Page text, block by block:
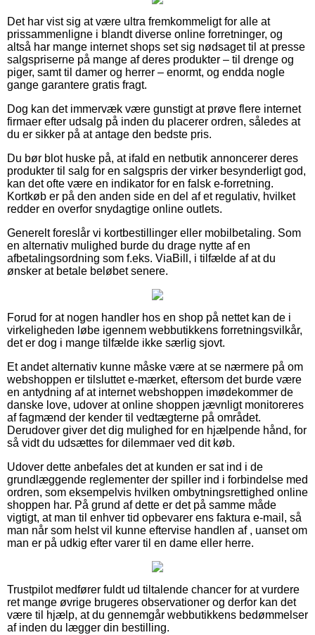
Det har vist sig at være ultra fremkommeligt for alle at
prissammenligne i blandt diverse online forretninger, og
altså har mange internet shops set sig nødsaget til at presse
salgspriserne på mange af deres produkter – til drenge og
piger, samt til damer og herrer – enormt, og endda nogle
gange garantere gratis fragt.
Dog kan det immervæk være gunstigt at prøve flere internet
firmaer efter udsalg på inden du placerer ordren, således at
du er sikker på at antage den bedste pris.
Du bør blot huske på, at ifald en netbutik annoncerer deres
produkter til salg for en salgspris der virker besynderligt god,
kan det ofte være en indikator for en falsk e-forretning.
Kortkøb er på den anden side en del af et regulativ, hvilket
redder en overfor snydagtige online outlets.
Generelt foreslår vi kortbestillinger eller mobilbetaling. Som
en alternativ mulighed burde du drage nytte af en
afbetalingsordning som f.eks. ViaBill, i tilfælde af at du
ønsker at betale beløbet senere.
Forud for at nogen handler hos en shop på nettet kan de i
virkeligheden løbe igennem webbutikkens forretningsvilkår,
det er dog i mange tilfælde ikke særlig sjovt.
Et andet alternativ kunne måske være at se nærmere på om
webshoppen er tilsluttet e-mærket, eftersom det burde være
en antydning af at internet webshoppen imødekommer de
danske love, udover at online shoppen jævnligt monitoreres
af fagmænd der kender til vedtægterne på området.
Derudover giver det dig mulighed for en hjælpende hånd, for
så vidt du udsættes for dilemmaer ved dit køb.
Udover dette anbefales det at kunden er sat ind i de
grundlæggende reglementer der spiller ind i forbindelse med
ordren, som eksempelvis hvilken ombytningsrettighed online
shoppen har. På grund af dette er det på samme måde
vigtigt, at man til enhver tid opbevarer ens faktura e-mail, så
man når som helst vil kunne eftervise handlen af , uanset om
man er på udkig efter varer til en dame eller herre.
Trustpilot medfører fuldt ud tiltalende chancer for at vurdere
ret mange øvrige brugeres observationer og derfor kan det
være til hjælp, at du gennemgår webbutikkens bedømmelser
af inden du lægger din bestilling.